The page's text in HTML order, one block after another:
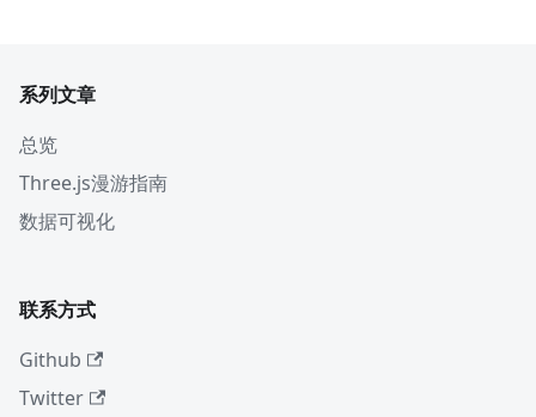
系列文章
总览
Three.js漫游指南
数据可视化
联系方式
Github
Twitter